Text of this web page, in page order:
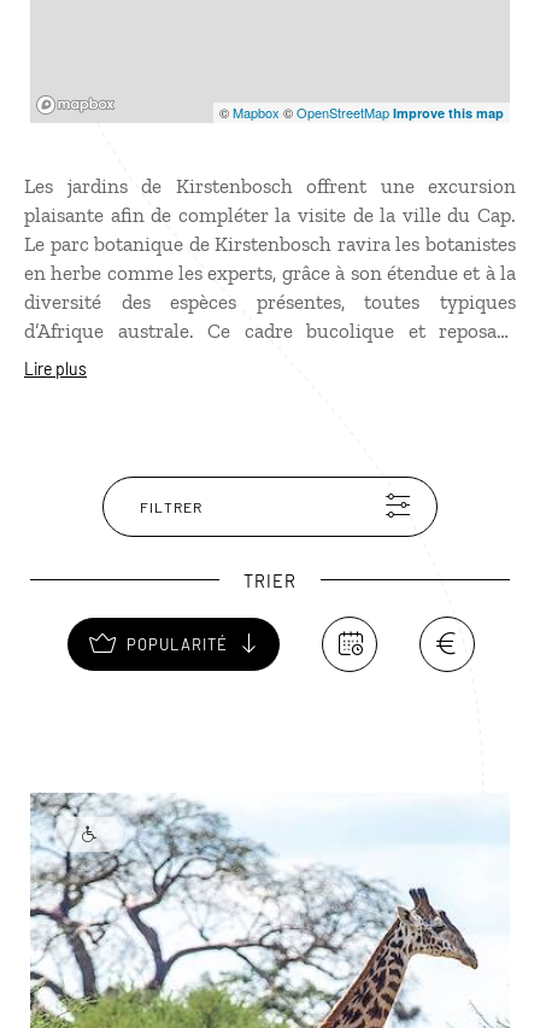
©Mapbox ©OpenStreetMap Improve this map
Les jardins de Kirstenbosch offrent une excursion
plaisante afin de compléter la visite de la ville du Cap.
Le parc botanique de Kirstenbosch ravira les botanistes
en herbe comme les experts, grâce à son étendue et à la
diversité des espèces présentes, toutes typiques
d’Afrique australe. Ce cadre bucolique et reposant
propose un ensemble de collections et de serres sur
propices aux randonnées, tandis que ses pelouses
parfaitement entretenues font le bonheur des habitants
du Cap lors des beaux jours. Il est considéré comme
Lire plus
FILTRER
TRIER
POPULARITÉ